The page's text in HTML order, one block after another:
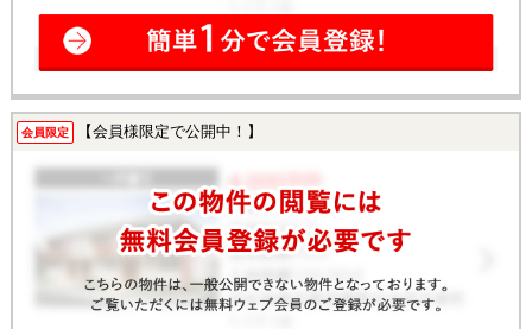
会員限定 【会員様限定で公開中！】